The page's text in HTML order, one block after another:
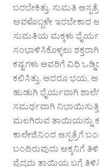
ಬರಬೇಕಿತ್ತು. ಸುಮತಿ
ಅವಳೊಬ್ಬಳೇ ಇರಬೇಕಾದ
ಸುಮತಿಯ ಮಕ್ಕಳು
ಸಂಭಾಳಿಸಿಕೊಳ್ಳಲು
ಕಷ್ಟಗಳು ಆವರಿಗೆ ವಿಧಿ
ಕಲಿಸಿತ್ತು. ಆದರೂ ಭಯ,
ಹುಡುಗಿ ಧೈರ್ಯವಾಗಿ
ಸಮರ್ಥವಾಗಿ
ಮಲಗಿರುವ ತಾಯಿಯನ್ನು
ಕಾಲೇಜಿನಿಂದ ಆಸ್ಪತ್ರೆಗೆ
ಬಂದಿರುವುದು ಅಕ್ಕನಿಗೆ